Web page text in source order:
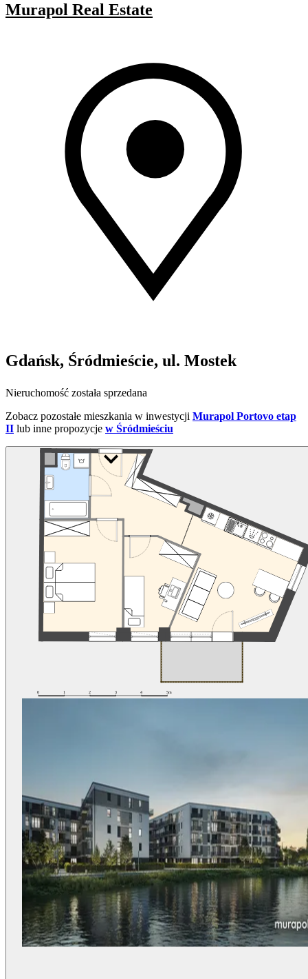
Murapol Real Estate
Gdańsk, Śródmieście, ul. Mostek
Nieruchomość została sprzedana
Zobacz pozostałe mieszkania w inwestycji Murapol Portovo etap
II lub inne propozycje w Śródmieściu